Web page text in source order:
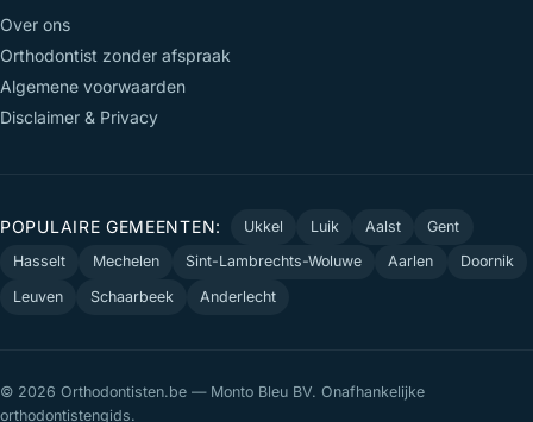
Over ons
Orthodontist zonder afspraak
Algemene voorwaarden
Disclaimer & Privacy
POPULAIRE GEMEENTEN: Ukkel Luik Aalst
Gent
Hasselt
Mechelen Sint-Lambrechts-Woluwe Aarlen
Doornik
Leuven
Schaarbeek Anderlecht
© 2026 Orthodontisten.be — Monto Bleu BV. Onafhankelijke
orthodontistengids.